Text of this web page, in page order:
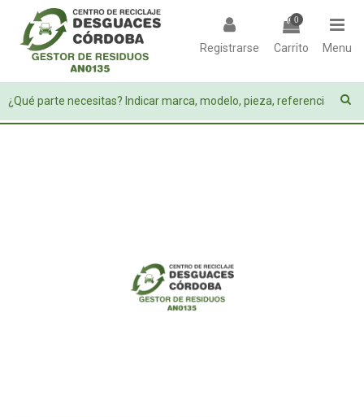
Registrarse
0
Carrito Menu